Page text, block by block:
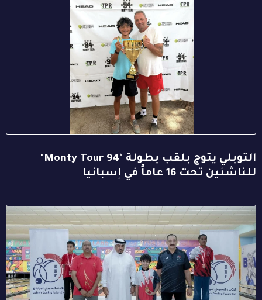
التوبلي يتوج بلقب بطولة "94 Monty Tour"
للناشئين تحت 16 عاماً في إسبانيا